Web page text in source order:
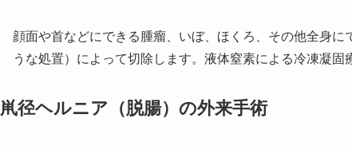
顔面や首などにできる腫瘤、いぼ、ほくろ、その他全身
うな処置）によって切除します。液体窒素による冷凍凝固
鼡径ヘルニア（脱腸）の外来手術